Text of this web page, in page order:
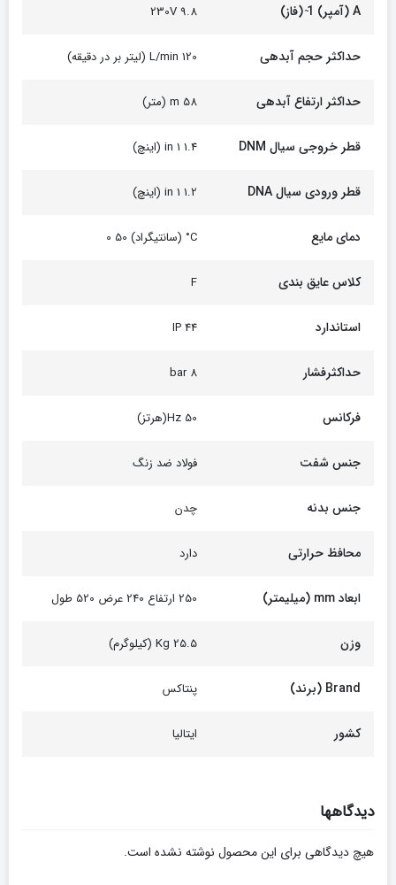
A (آمپر) 1 ̴(فاز) 9.8 230V
حداکثر حجم آبدهی 120 L/min (لیتر بر در دقیقه)
حداکثر ارتفاع آبدهی 58 m (متر)
قطر خروجی سیال DNM 1.4 1 in (اینچ)
قطر ورودی سیال DNA 1.2 1 in (اینچ)
دمای مایع C° (سانتیگراد) 50 0
کلاس عایق بندی F
استاندارد 44 IP
حداکثرفشار 8 bar
فرکانس 50 Hz(هرتز)
جنس شفت فولاد ضد زنگ
جنس بدنه چدن
محافظ حرارتی دارد
ابعاد mm (میلیمتر) 250 ارتفاع 240 عرض 520 طول
وزن Kg 25.5 (کیلوگرم)
Brand (برند) پنتاکس
کشور ایتالیا
دیدگاهها
هیچ دیدگاهی برای این محصول نوشته نشده است.